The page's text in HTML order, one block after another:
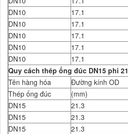
DN10
17.1
DN10
17.1
DN10
17.1
DN10
17.1
DN10
17.1
Quy cách thép ống đúc DN15 phi 21
Tên hàng hóa
Đường kính OD
Thép ống đúc
(mm)
DN15
21.3
DN15
21.3
DN15
21.3